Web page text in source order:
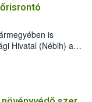
is
Hivatal (Nébih) a
jelenlétét. A
de már fertőzött
a szlovák